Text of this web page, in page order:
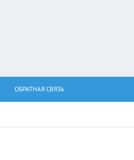
ОБРАТНАЯ СВЯЗЬ